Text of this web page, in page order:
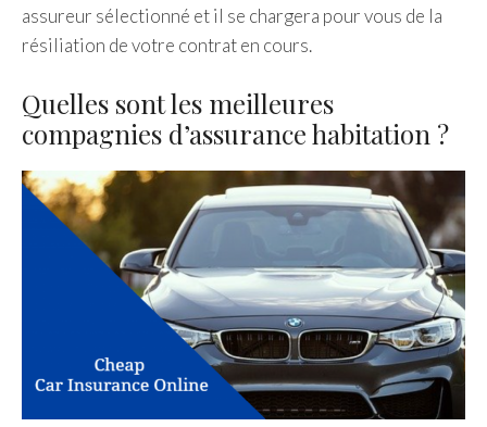
assureur sélectionné et il se chargera pour vous de la
résiliation de votre contrat en cours.
Quelles sont les meilleures
compagnies d’assurance habitation ?